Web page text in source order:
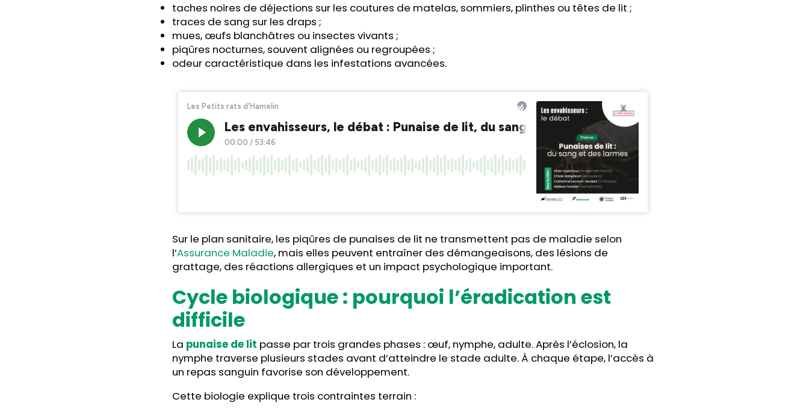
taches noires de déjections sur les coutures de matelas, sommiers, plinthes ou têtes de lit ;
traces de sang sur les draps ;
mues, œufs blanchâtres ou insectes vivants ;
piqûres nocturnes, souvent alignées ou regroupées ;
odeur caractéristique dans les infestations avancées.
Sur le plan sanitaire, les piqûres de punaises de lit ne transmettent pas de maladie selon
l’Assurance Maladie, mais elles peuvent entraîner des démangeaisons, des lésions de
grattage, des réactions allergiques et un impact psychologique important.
Cycle biologique : pourquoi l’éradication est
difficile
La punaise de lit passe par trois grandes phases : œuf, nymphe, adulte. Après l’éclosion, la
nymphe traverse plusieurs stades avant d’atteindre le stade adulte. À chaque étape, l’accès à
un repas sanguin favorise son développement.
Cette biologie explique trois contraintes terrain :